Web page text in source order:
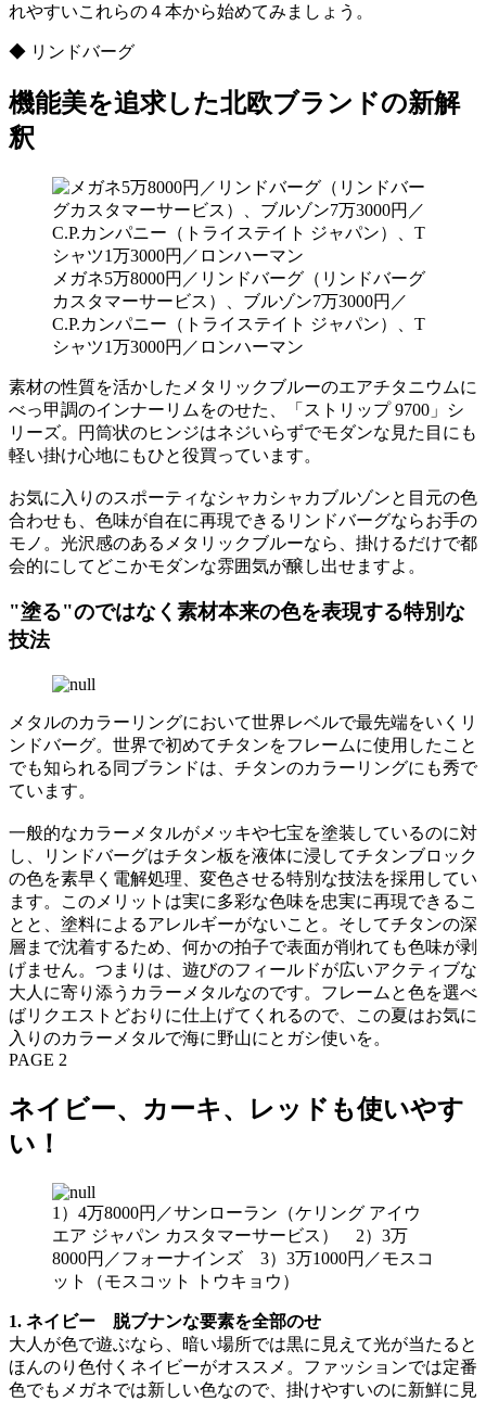
れやすいこれらの４本から始めてみましょう。
◆ リンドバーグ
機能美を追求した北欧ブランドの新解
釈
メガネ5万8000円／リンドバーグ（リンドバーグ
カスタマーサービス）、ブルゾン7万3000円／
C.P.カンパニー（トライステイト ジャパン）、T
シャツ1万3000円／ロンハーマン
素材の性質を活かしたメタリックブルーのエアチタニウムに
べっ甲調のインナーリムをのせた、「ストリップ 9700」シ
リーズ。円筒状のヒンジはネジいらずでモダンな見た目にも
軽い掛け心地にもひと役買っています。
お気に入りのスポーティなシャカシャカブルゾンと目元の色
合わせも、色味が自在に再現できるリンドバーグならお手の
モノ。光沢感のあるメタリックブルーなら、掛けるだけで都
会的にしてどこかモダンな雰囲気が醸し出せますよ。
"塗る"のではなく素材本来の色を表現する特別な
技法
メタルのカラーリングにおいて世界レベルで最先端をいくリ
ンドバーグ。世界で初めてチタンをフレームに使用したこと
でも知られる同ブランドは、チタンのカラーリングにも秀で
ています。
一般的なカラーメタルがメッキや七宝を塗装しているのに対
し、リンドバーグはチタン板を液体に浸してチタンブロック
の色を素早く電解処理、変色させる特別な技法を採用してい
ます。このメリットは実に多彩な色味を忠実に再現できるこ
とと、塗料によるアレルギーがないこと。そしてチタンの深
層まで沈着するため、何かの拍子で表面が削れても色味が剥
げません。つまりは、遊びのフィールドが広いアクティブな
大人に寄り添うカラーメタルなのです。フレームと色を選べ
ばリクエストどおりに仕上げてくれるので、この夏はお気に
入りのカラーメタルで海に野山にとガシ使いを。
PAGE 2
ネイビー、カーキ、レッドも使いやす
い！
1）4万8000円／サンローラン（ケリング アイウ
エア ジャパン カスタマーサービス） 2）3万
8000円／フォーナインズ 3）3万1000円／モスコ
ット（モスコット トウキョウ）
1. ネイビー 脱ブナンな要素を全部のせ
大人が色で遊ぶなら、暗い場所では黒に見えて光が当たると
ほんのり色付くネイビーがオススメ。ファッションでは定番
色でもメガネでは新しい色なので、掛けやすいのに新鮮に見